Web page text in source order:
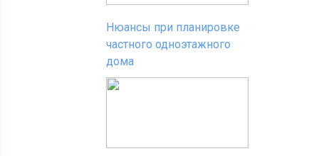
Нюансы при планировке
частного одноэтажного
дома